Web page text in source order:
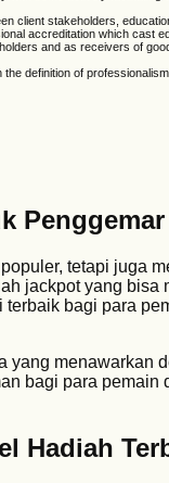
client stakeholders,
accreditation which cast
and as receivers of
definition of
tetapi juga
jackpot yang bisa
bagi para
yang menawarkan
bagi para pemain
Hadiah